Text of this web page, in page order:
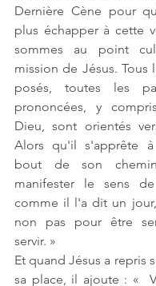
Dernière Cène pour
plus échapper à cette
sommes au point
mission de Jésus. Tous
posés, toutes les
prononcées, y
Dieu, sont orientés
Alors qu'il s'apprête
bout de son
manifester le sens
comme il l'a dit un
non pas pour être
servir. »
Et quand Jésus a repris
sa place, il ajoute : «